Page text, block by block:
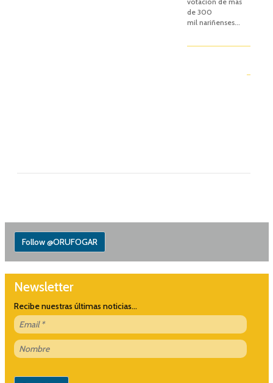
de 300
mil nariñenses...
Follow @ORUFOGAR
Newsletter
Recibe nuestras últimas noticias...